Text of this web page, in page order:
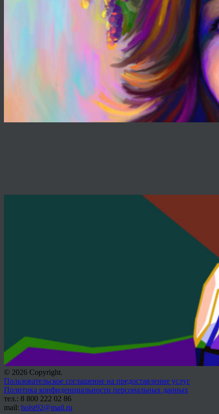
© 2026 Copyright.
Пользовательское соглашение на предоставление услуг
Политика конфиденциальности персональных данных
тел.: 8 800 222 02 86
mail: holst92@mail.ru